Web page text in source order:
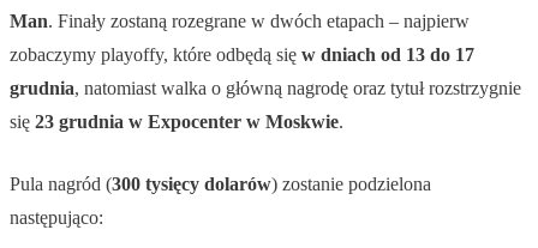
Man. Finały zostaną rozegrane w dwóch etapach – najpierw
zobaczymy playoffy, które odbędą się w dniach od 13 do 17
grudnia, natomiast walka o główną nagrodę oraz tytuł rozstrzygnie
się 23 grudnia w Expocenter w Moskwie.
Pula nagród (300 tysięcy dolarów) zostanie podzielona
następująco: